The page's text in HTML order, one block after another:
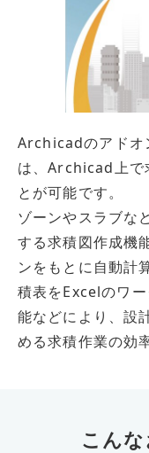
Archicadのアドオ
は、Archicad上で
とが可能です。
ゾーンやスラブな
する求積図作成機
ンをもとに自動計
積表をExcelのワ
能などにより、設
める求積作業の効
こん